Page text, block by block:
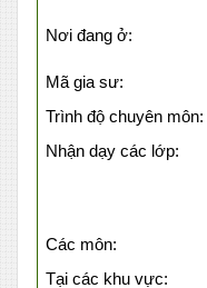
Nơi đang ở:
Mã gia sư:
Trình độ chuyên môn:
Nhận dạy các lớp:
Các môn:
Tại các khu vực: